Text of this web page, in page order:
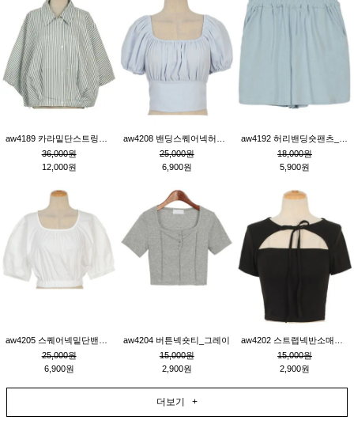
36,000원
12,000원
25,000원
6,900원
18,000원
5,900원
25,000원
6,900원
aw4204 버튼넥숏티_그레이
15,000원
2,900원
15,000원
2,900원
더보기 +